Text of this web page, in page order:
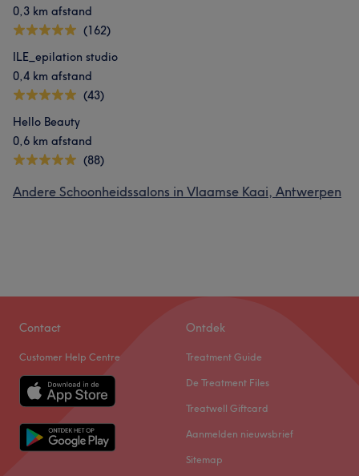
0,3 km afstand
(162)
ILE_epilation studio
0,4 km afstand
(43)
Hello Beauty
0,6 km afstand
(88)
Andere Schoonheidssalons in Vlaamse Kaai, Antwerpen
Contact
Customer Help Centre
Ontdek
Treatment Guide
De Treatment Files
Treatwell Giftcard
Aanmelden nieuwsbrief
Sitemap